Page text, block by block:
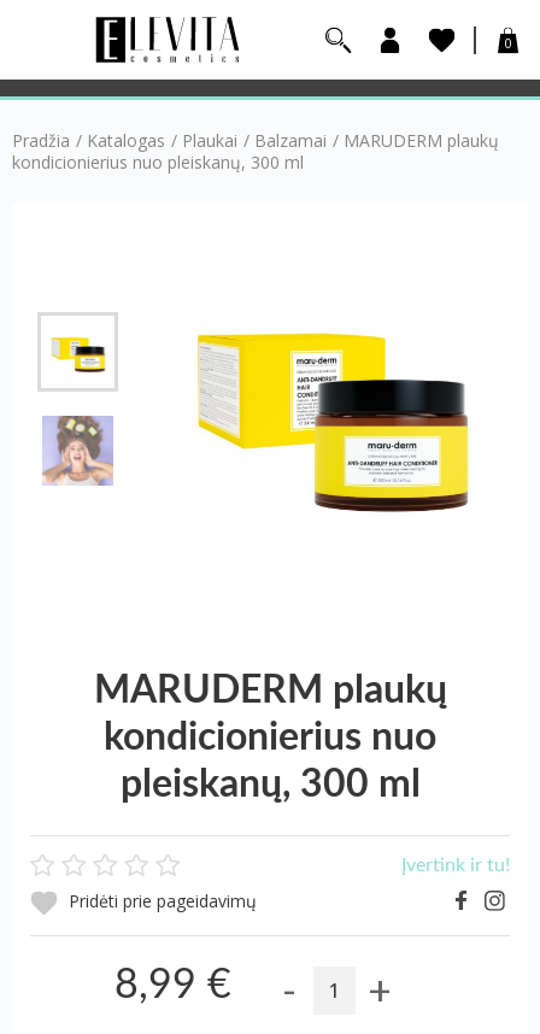
0
Pradžia / Katalogas / Plaukai / Balzamai / MARUDERM plaukų
kondicionierius nuo pleiskanų, 300 ml
MARUDERM plaukų
kondicionierius nuo
pleiskanų, 300 ml
Įvertink ir tu!
Pridėti prie pageidavimų
8,99 € - +